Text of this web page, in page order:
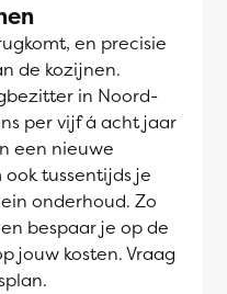
en precisie
de kozijnen.
in Noord-
per vijf á acht jaar
een nieuwe
tussentijds je
onderhoud. Zo
bespaar je op de
jouw kosten. Vraag